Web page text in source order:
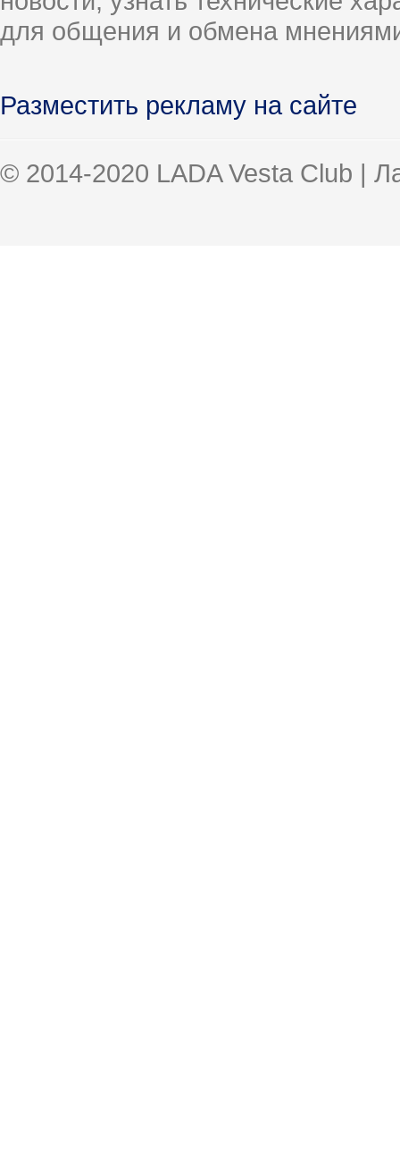
для общения и обмена
Разместить рекламу на сайте
© 2014-2020 LADA Vesta Club |